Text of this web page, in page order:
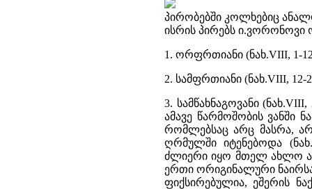
პირობებში კოლხებიც
ისრის პირებს ი.ვორონოვი
1. ორფრთიანი (ნახ.VIII, 1-
2. სამფრთიანი (ნახ.VIII, 12-
3. სამწახნაგოვანი
ამავე წარმოშობის ვანში
რომლებსაც არც მასრა,
ღრმულში იტენებოდა
ძლიერი იყო მთელ ახლო
ერთი ორიგინალური
ფიქსირებულია, ეშერის